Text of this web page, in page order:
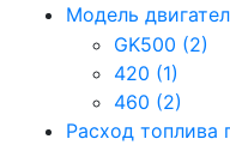
Модель
GK500 (2)
420 (1)
460 (2)
Расход топлива